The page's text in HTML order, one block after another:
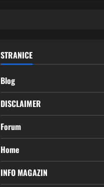
STRANICE
Blog
DISCLAIMER
Forum
Home
INFO MAGAZIN